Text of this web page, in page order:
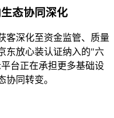
态协同深化
客深化至资金监管、质量
东放心装认证纳入的"六
台正在承担更多基础设
协同转变。